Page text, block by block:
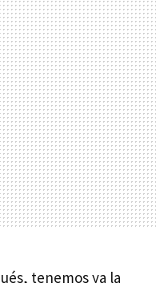
tenemos ya la